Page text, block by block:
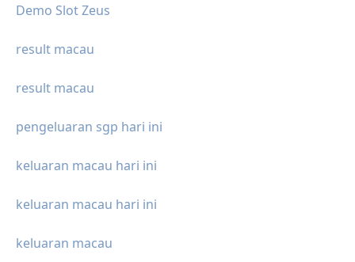
Demo Slot Zeus
result macau
result macau
pengeluaran sgp hari ini
keluaran macau hari ini
keluaran macau hari ini
keluaran macau